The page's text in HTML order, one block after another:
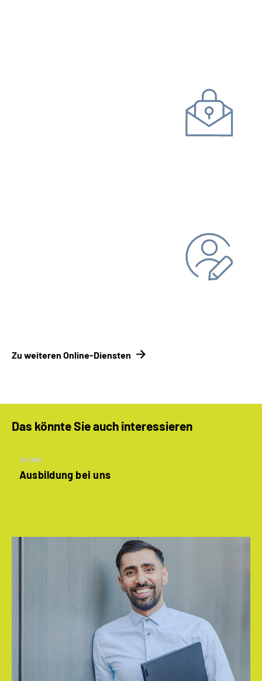
Zu weiteren Online-Diensten
Das könnte Sie auch interessieren
Artikel
Ausbildung bei uns